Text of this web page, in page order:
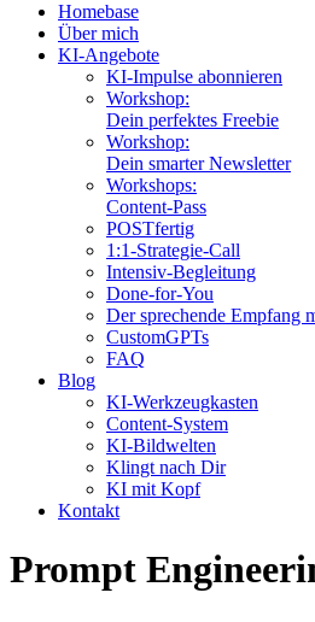
Homebase
Über mich
KI-Angebote
KI-Impulse abonnieren
Workshop:
Dein perfektes Freebie
Workshop:
Dein smarter Newsletter
Workshops:
Content-Pass
POSTfertig
1:1-Strategie-Call
Intensiv-Begleitung
Done-for-You
Der sprechende Empfang
CustomGPTs
FAQ
Blog
KI-Werkzeugkasten
Content-System
KI-Bildwelten
Klingt nach Dir
KI mit Kopf
Kontakt
Prompt